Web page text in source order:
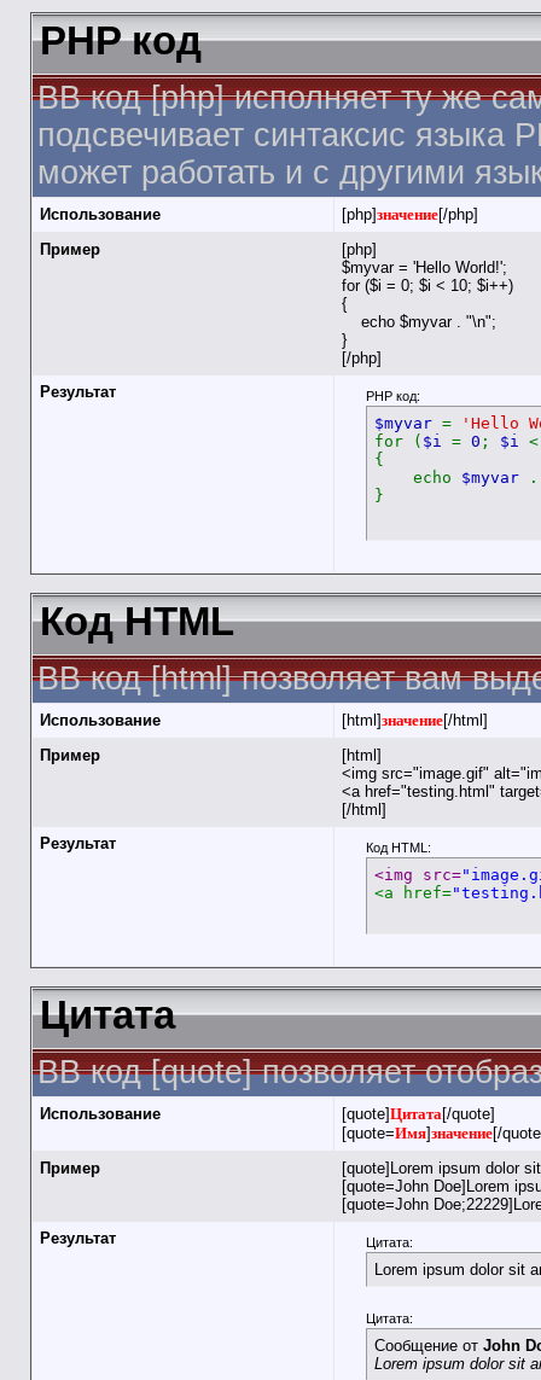
PHP код
BB код [php] исполняет ту же
подсвечивает синтаксис языка
может работать и с другими
Использование [php]значение[/php]
Пример
[php]
$myvar = 'Hello World!';
for ($i = 0; $i < 10; $i++)
{
echo $myvar . "\n";
}
[/php]
Результат
PHP код:
$myvar =
'Hello
for ( $i = 0 ; $i
{
echo $myvar
}
Код HTML
BB код [html] позволяет вам
Использование [html]значение[/html]
Пример
[html]
<img src="image.gif"
<a href="testing.html"
[/html]
Результат
Код HTML:
<img src=
<a href=
Цитата
BB код [quote] позволяет
Использование [quote]Цитата[/quote]
[quote=Имя]значение[/
Пример
[quote]Lorem ipsum dolor
[quote=John Doe]Lorem
[quote=John
Результат
Цитата:
Lorem ipsum dolor sit
Цитата:
Сообщение от John
Lorem ipsum dolor sit